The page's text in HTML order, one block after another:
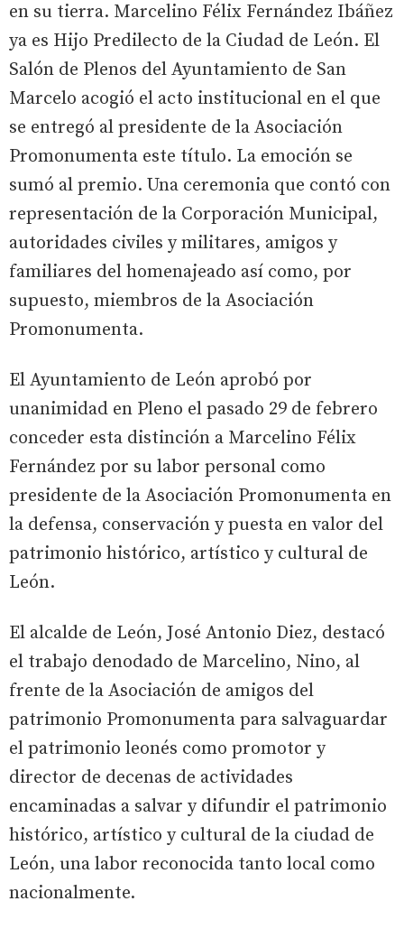
en su tierra. Marcelino Félix Fernández Ibáñez
ya es Hijo Predilecto de la Ciudad de León. El
Salón de Plenos del Ayuntamiento de San
Marcelo acogió el acto institucional en el que
se entregó al presidente de la Asociación
Promonumenta este título. La emoción se
sumó al premio. Una ceremonia que contó con
representación de la Corporación Municipal,
autoridades civiles y militares, amigos y
familiares del homenajeado así como, por
supuesto, miembros de la Asociación
Promonumenta.
El Ayuntamiento de León aprobó por
unanimidad en Pleno el pasado 29 de febrero
conceder esta distinción a Marcelino Félix
Fernández por su labor personal como
presidente de la Asociación Promonumenta en
la defensa, conservación y puesta en valor del
patrimonio histórico, artístico y cultural de
León.
El alcalde de León, José Antonio Diez, destacó
el trabajo denodado de Marcelino, Nino, al
frente de la Asociación de amigos del
patrimonio Promonumenta para salvaguardar
el patrimonio leonés como promotor y
director de decenas de actividades
encaminadas a salvar y difundir el patrimonio
histórico, artístico y cultural de la ciudad de
León, una labor reconocida tanto local como
nacionalmente.